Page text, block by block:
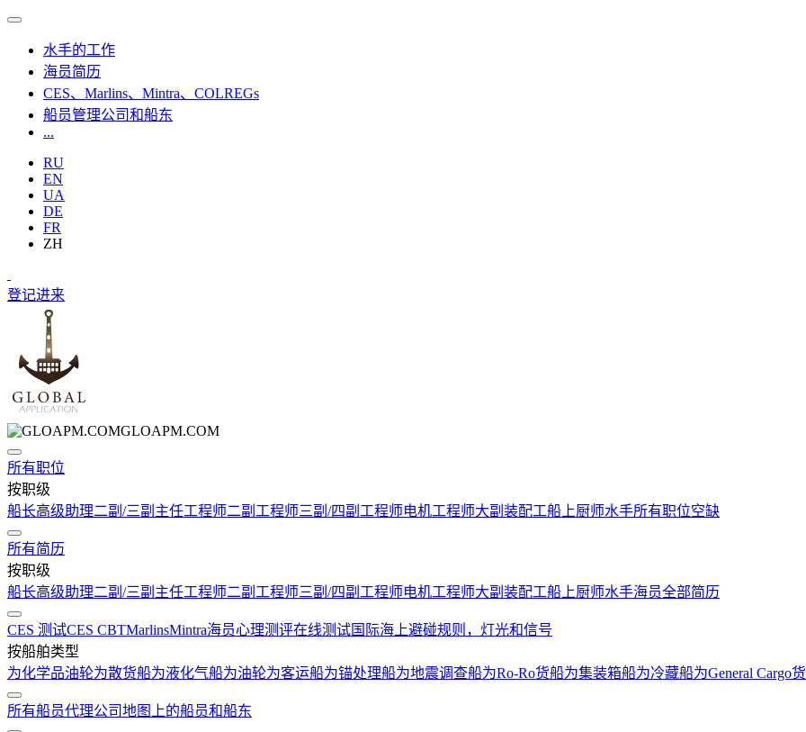
水手的工作
海员简历
CES、Marlins、Mintra、COLREGs
船员管理公司和船东
...
RU
EN
UA
DE
FR
ZH
登记进来
GLOAPM.COM
所有职位
按职级
船长高级助理二副/三副 主任工程师二副工程师三副/四副工程师电机工程师大副 装配工船上厨师水手所有职位空缺
所有简历
按职级
船长高级助理二副/三副 主任工程师二副工程师三副/四副工程师电机工程师大副 装配工船上厨师水手海员全部简历
CES 测试CES CBTMarlinsMintra海员心理测评在线测试国际海上避碰规则，灯光和信号
按船舶类型
为化学品油轮为散货船为液化气船为油轮为客运船为锚处理船为地震调查船为Ro-Ro货船为集装箱船为冷藏船为General Cargo
所有船员代理公司地图上的船员和船东